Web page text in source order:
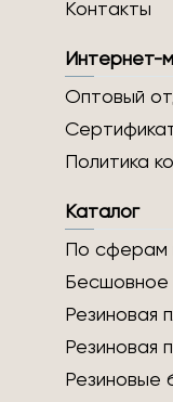
Контакты
Интернет-
Оптовый
Политика
Каталог
По сферам
Бесшовное
Резиновая
Резиновая